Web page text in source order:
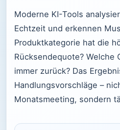
Moderne KI-Tools
Echtzeit und erkennen
Produktkategorie hat die
Rücksendequote? Welche
immer zurück? Das
Handlungsvorschläge –
Monatsmeeting, sondern